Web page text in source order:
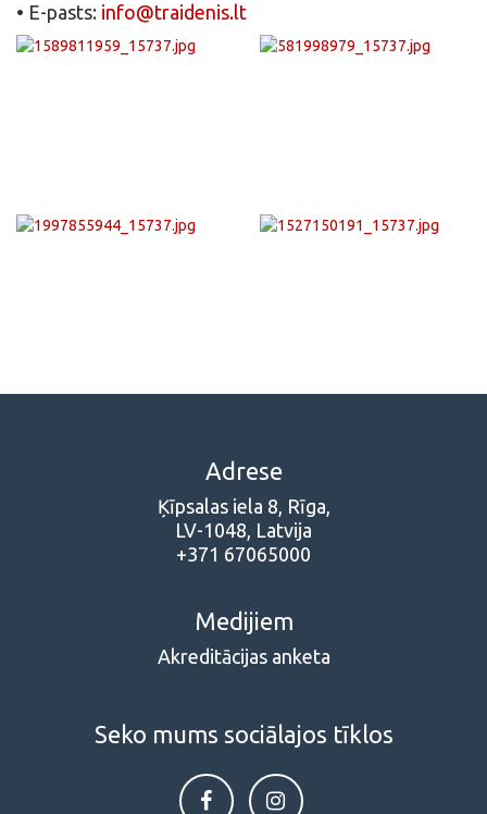
• E-pasts: info@traidenis.lt
Adrese
Ķīpsalas iela 8, Rīga,
LV-1048, Latvija
+371 67065000
Medijiem
Akreditācijas anketa
Seko mums sociālajos tīklos